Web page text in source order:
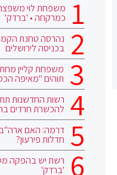
משפחת לוי
כמרקחה • 'ברדק'
נהרסה טחנת
בכניסה לירושלים
משפחת קליין
תוהים "מאיפה
רשות החדשנות
להכשרת חרדים
דרמה: האם
חדלות פירעון?
רשת יש בהפקה
'ברדק'